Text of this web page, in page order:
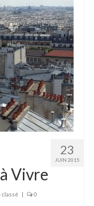
23
JUIN 2015
Vivre
classé | 0